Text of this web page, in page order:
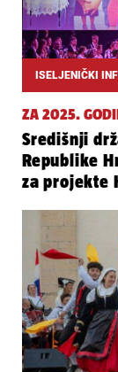
ISELJENIČKI
ZA 2025.
Središnji
Republike
za projekte